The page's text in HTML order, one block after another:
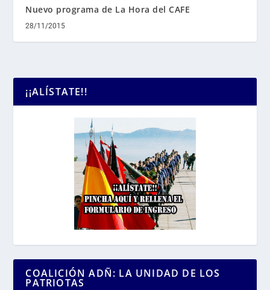
Nuevo programa de La Hora del CAFE
28/11/2015
¡¡ALÍSTATE!!
COALICIÓN ADÑ: LA UNIDAD DE LOS
PATRIOTAS